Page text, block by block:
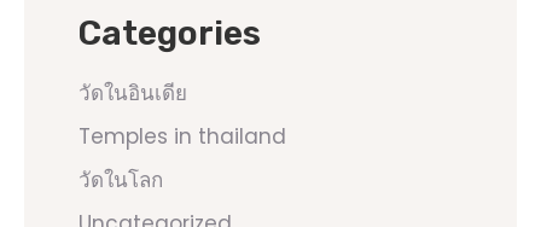
Categories
วัดในอินเดีย
Temples in thailand
วัดในโลก